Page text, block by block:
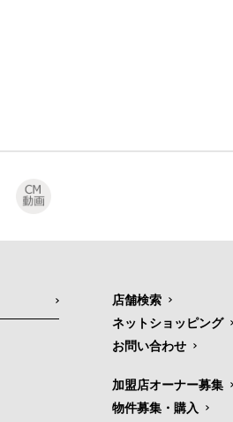
店舗検索
ネットショッピング
お問い合わせ
加盟店オーナー募集
物件募集・購入